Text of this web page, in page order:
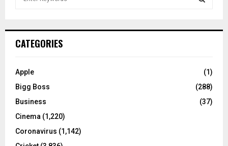
h
o
:
C
CATEGORIES
Apple
(1)
Bigg Boss
(288)
Business
(37)
Cinema (1,220)
Coronavirus (1,142)